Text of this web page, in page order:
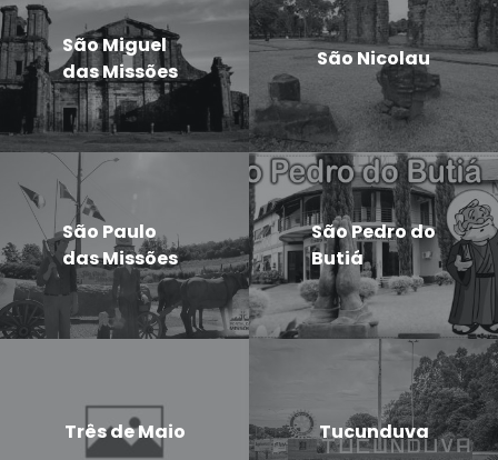
São Miguel
das Missões
São Nicolau
São Paulo
das Missões
São Pedro do
Butiá
Três de Maio Tucunduva